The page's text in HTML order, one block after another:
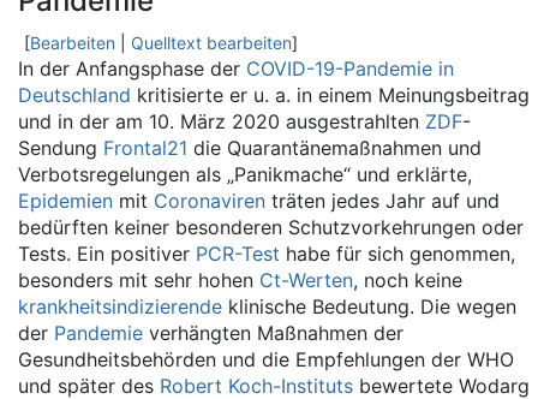
[Bearbeiten Quelltext bearbeiten]
In der Anfangsphase der COVID-19-Pandemie in
Deutschland kritisierte er u. a. in einem Meinungsbeitrag
und in der am 10. März 2020 ausgestrahlten ZDF-
Sendung Frontal21 die Quarantänemaßnahmen und
Verbotsregelungen als „Panikmache“ und erklärte,
Epidemien mit Coronaviren träten jedes Jahr auf und
bedürften keiner besonderen Schutzvorkehrungen oder
Tests. Ein positiver PCR-Test habe für sich genommen,
besonders mit sehr hohen Ct-Werten, noch keine
krankheitsindizierende klinische Bedeutung. Die wegen
der Pandemie verhängten Maßnahmen der
Gesundheitsbehörden und die Empfehlungen der WHO
und später des Robert Koch-Instituts bewertete Wodarg